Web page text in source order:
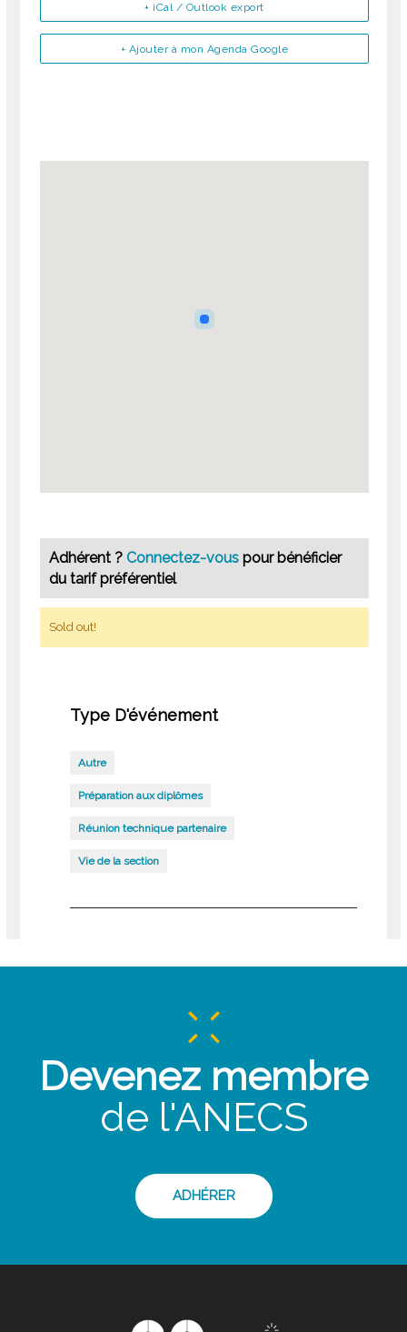
+ Ajouter à mon Agenda Google
+ iCal / Outlook export
Adhérent ?Connectez-vouspour bénéficier
du tarif préférentiel
Sold out!
Type D'événement
Autre
Préparation aux diplômes
Réunion technique partenaire
Vie de la section
Devenez membre
de l'ANECS
ADHÉRER